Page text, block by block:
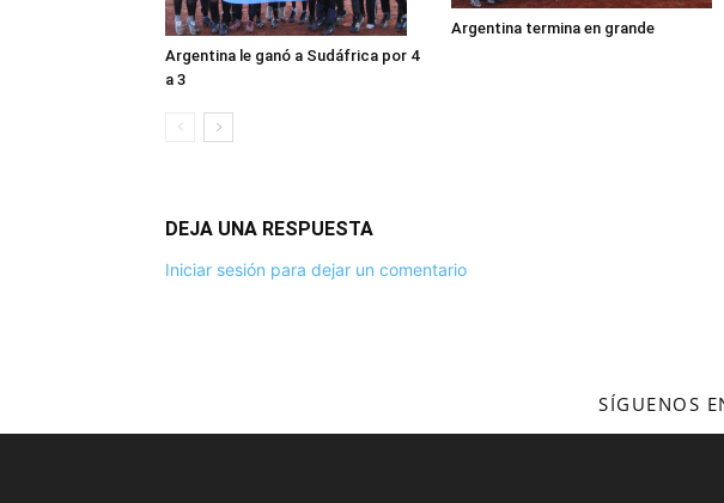
Argentina le ganó a Sudáfrica por 4
a 3
Argentina termina en grande
DEJA UNA RESPUESTA
Iniciar sesión para dejar un comentario
SÍGUENOS